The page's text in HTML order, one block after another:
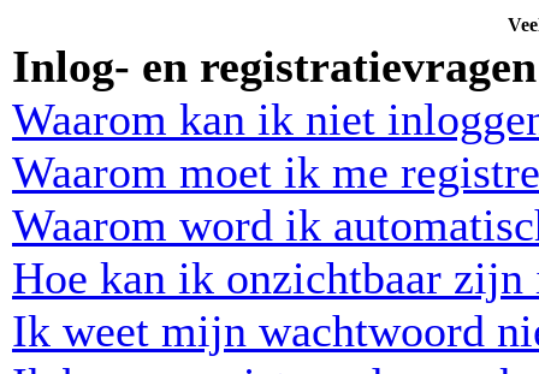
Inlog- en registratievragen
Waarom kan ik niet
Waarom moet ik me
Waarom word ik
Hoe kan ik onzichtbaar
Ik weet mijn wachtwoord